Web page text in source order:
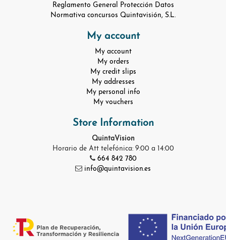
Reglamento General Protección Datos
Normativa concursos Quintavisión, S.L.
My account
My account
My orders
My credit slips
My addresses
My personal info
My vouchers
Store Information
QuintaVision
Horario de Att telefónica: 9:00 a 14:00
664 842 780
info@quintavision.es